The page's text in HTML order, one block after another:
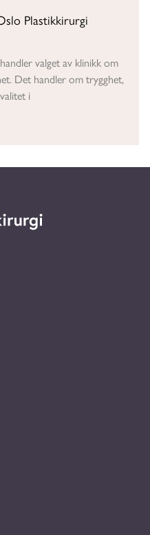
Plastikkirurgi
valget av klinikk om
Det handler om trygghet,
i